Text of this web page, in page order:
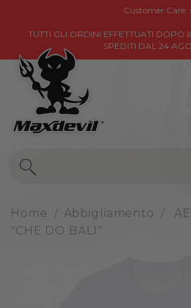
Customer Care:
TUTTI GLI ORDINI EFFETTUATI DOPO
SPEDITI DAL 24
Home Abbigliamento
"CHE DO BALI"